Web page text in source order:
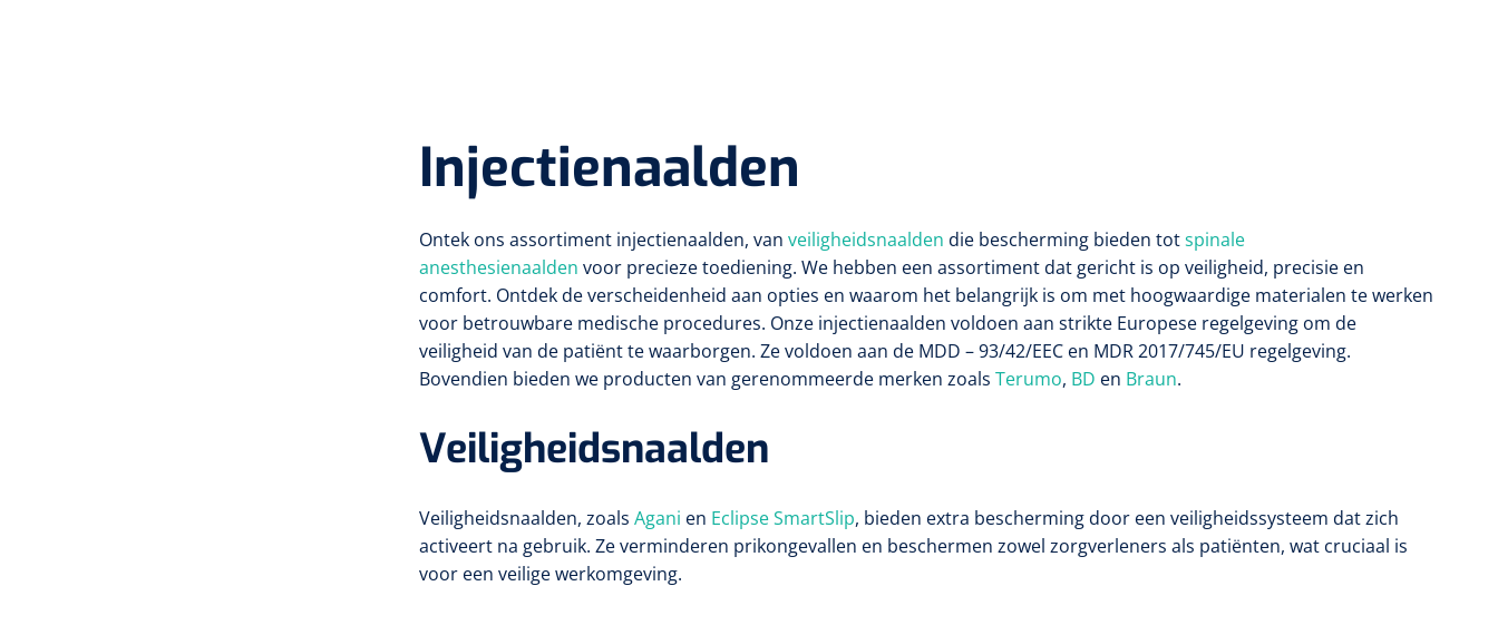
Injectienaalden
Ontek ons assortiment injectienaalden, van veiligheidsnaalden die bescherming bieden totspinale
anesthesienaalden voor precieze toediening. We hebben een assortiment dat gericht is op veiligheid, precisie en
comfort. Ontdek de verscheidenheid aan opties en waarom het belangrijk is om met hoogwaardige materialen te werken
voor betrouwbare medische procedures. Onze injectienaalden voldoen aan strikte Europese regelgeving om de
veiligheid van de patiënt te waarborgen. Ze voldoen aan de MDD – 93/42/EEC en MDR 2017/745/EU regelgeving.
Bovendien bieden we producten van gerenommeerde merken zoals Terumo, BD en Braun.
Veiligheidsnaalden
Veiligheidsnaalden, zoals Agani en Eclipse SmartSlip, bieden extra bescherming door een veiligheidssysteem dat zich
activeert na gebruik. Ze verminderen prikongevallen en beschermen zowel zorgverleners als patiënten, wat cruciaal is
voor een veilige werkomgeving.